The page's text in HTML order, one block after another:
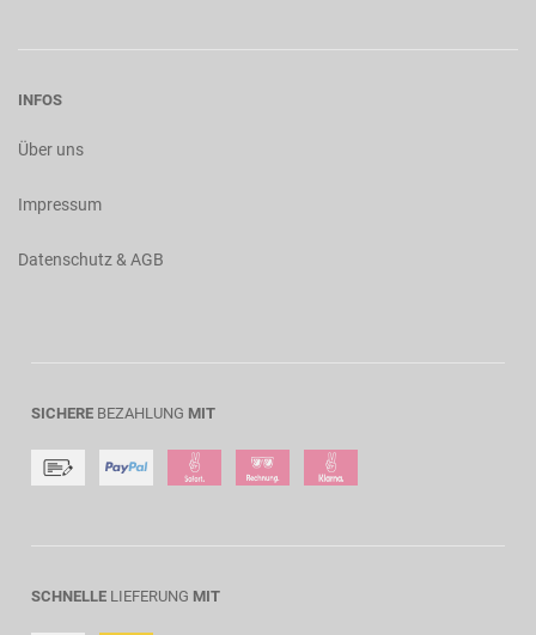
INFOS
Über uns
Impressum
Datenschutz & AGB
SICHERE BEZAHLUNG MIT
SCHNELLE LIEFERUNG MIT